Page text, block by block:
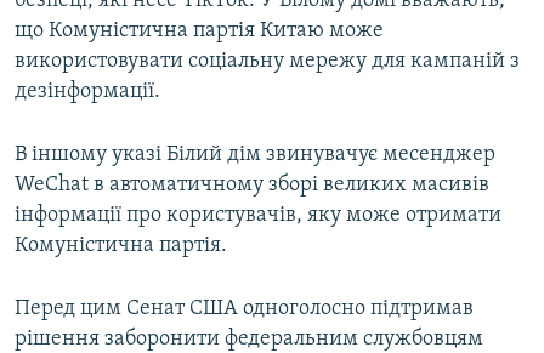
що Комуністична партія Китаю може
використовувати соціальну мережу для кампаній з
дезінформації.
В іншому указі Білий дім звинувачує месенджер
WeChat в автоматичному зборі великих масивів
інформації про користувачів, яку може отримати
Комуністична партія.
Перед цим Сенат США одноголосно підтримав
рішення заборонити федеральним службовцям